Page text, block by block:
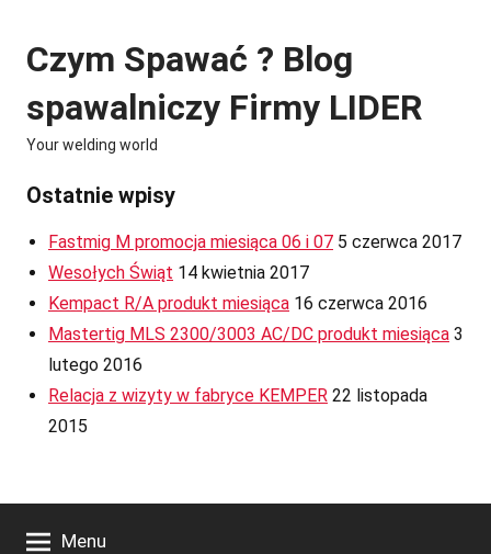
content
Czym Spawać ? Blog
spawalniczy Firmy LIDER
Your welding world
Ostatnie wpisy
Fastmig M promocja miesiąca 06 i 07 5 czerwca 2017
Wesołych Świąt 14 kwietnia 2017
Kempact R/A produkt miesiąca 16 czerwca 2016
Mastertig MLS 2300/3003 AC/DC produkt miesiąca 3
lutego 2016
Relacja z wizyty w fabryce KEMPER 22 listopada
2015
Menu